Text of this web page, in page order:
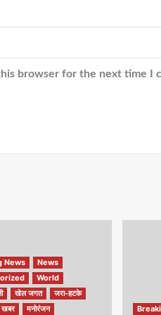
browser for the next time I
News
News
World
खेल जगत
जरा-हटके
खबर मनोरंजन